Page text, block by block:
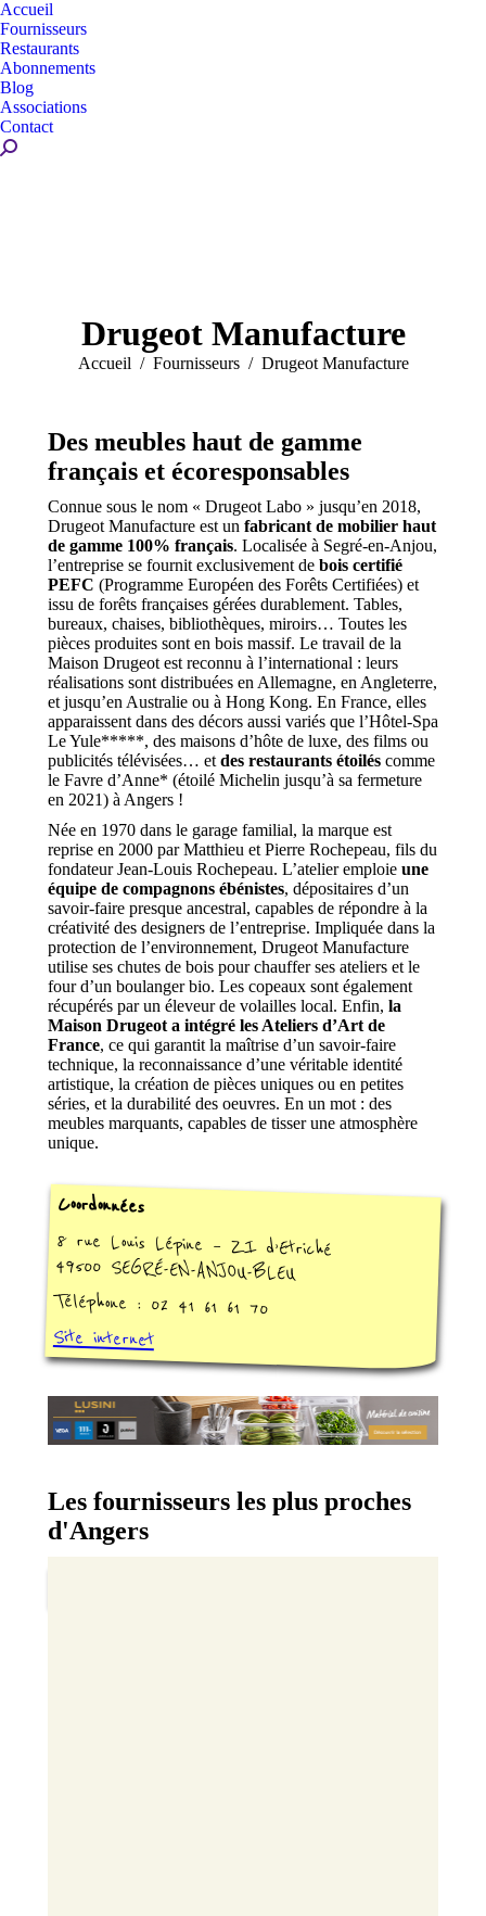
Accueil
Fournisseurs
Restaurants
Abonnements
Blog
Associations
Contact
Recherche
Drugeot Manufacture
Vous êtes ici :
Accueil Fournisseurs Drugeot Manufacture
Des meubles haut de gamme
français et écoresponsables
Connue sous le nom « Drugeot Labo » jusqu’en 2018,
Drugeot Manufacture est un fabricant de mobilier haut
de gamme 100% français. Localisée à Segré-en-Anjou,
l’entreprise se fournit exclusivement de bois certifié
PEFC (Programme Européen des Forêts Certifiées) et
issu de forêts françaises gérées durablement. Tables,
bureaux, chaises, bibliothèques, miroirs… Toutes les
pièces produites sont en bois massif. Le travail de la
Maison Drugeot est reconnu à l’international : leurs
réalisations sont distribuées en Allemagne, en Angleterre,
et jusqu’en Australie ou à Hong Kong. En France, elles
apparaissent dans des décors aussi variés que l’Hôtel-Spa
Le Yule*****, des maisons d’hôte de luxe, des films ou
publicités télévisées… et des restaurants étoilés comme
le Favre d’Anne* (étoilé Michelin jusqu’à sa fermeture
en 2021) à Angers !
Née en 1970 dans le garage familial, la marque est
reprise en 2000 par Matthieu et Pierre Rochepeau, fils du
fondateur Jean-Louis Rochepeau. L’atelier emploie une
équipe de compagnons ébénistes, dépositaires d’un
savoir-faire presque ancestral, capables de répondre à la
créativité des designers de l’entreprise. Impliquée dans la
protection de l’environnement, Drugeot Manufacture
utilise ses chutes de bois pour chauffer ses ateliers et le
four d’un boulanger bio. Les copeaux sont également
récupérés par un éleveur de volailles local. Enfin, la
Maison Drugeot a intégré les Ateliers d’Art de
France, ce qui garantit la maîtrise d’un savoir-faire
technique, la reconnaissance d’une véritable identité
artistique, la création de pièces uniques ou en petites
séries, et la durabilité des oeuvres. En un mot : des
meubles marquants, capables de tisser une atmosphère
unique.
Coordonnées
8 rue Louis Lépine – ZI d’Etriché
49500 SEGRÉ-EN-ANJOU-BLEU
Téléphone : 02 41 61 61 70
Site internet
Les fournisseurs les plus proches
d'Angers